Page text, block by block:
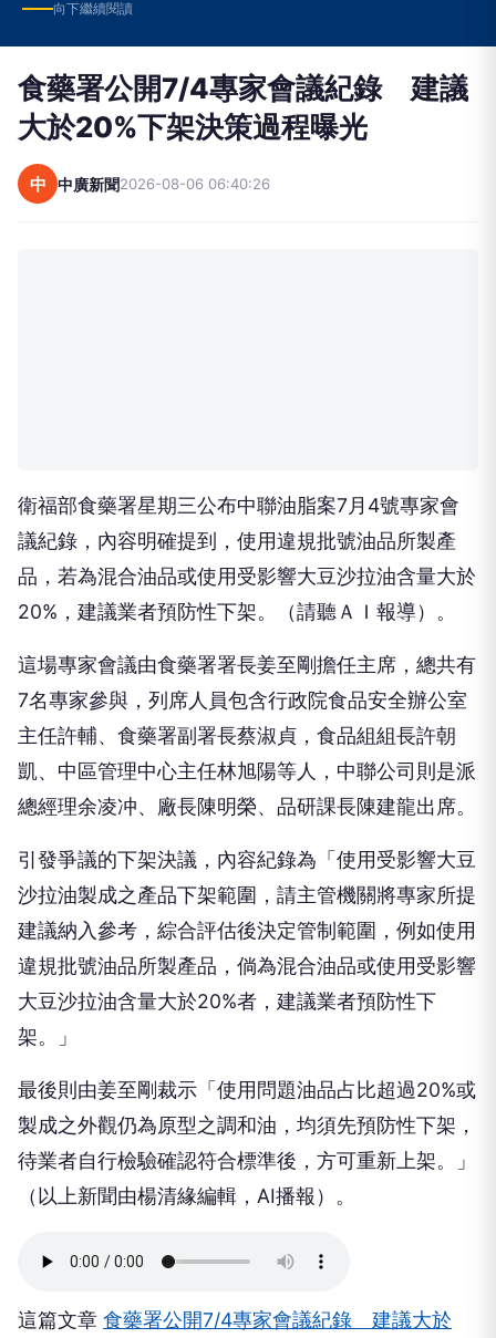
向下繼續閱讀
食藥署公開7/4專家會議紀錄 建議
大於20%下架決策過程曝光
中 中廣新聞2026-08-06 06:40:26
衛福部食藥署星期三公布中聯油脂案7月4號專家會
議紀錄，內容明確提到，使用違規批號油品所製產
品，若為混合油品或使用受影響大豆沙拉油含量大於
20%，建議業者預防性下架。（請聽ＡＩ報導）。
這場專家會議由食藥署署長姜至剛擔任主席，總共有
7名專家參與，列席人員包含行政院食品安全辦公室
主任許輔、食藥署副署長蔡淑貞，食品組組長許朝
凱、中區管理中心主任林旭陽等人，中聯公司則是派
總經理余凌冲、廠長陳明榮、品研課長陳建龍出席。
引發爭議的下架決議，內容紀錄為「使用受影響大豆
沙拉油製成之產品下架範圍，請主管機關將專家所提
建議納入參考，綜合評估後決定管制範圍，例如使用
違規批號油品所製產品，倘為混合油品或使用受影響
大豆沙拉油含量大於20%者，建議業者預防性下
架。」
最後則由姜至剛裁示「使用問題油品占比超過20%或
製成之外觀仍為原型之調和油，均須先預防性下架，
待業者自行檢驗確認符合標準後，方可重新上架。」
（以上新聞由楊清緣編輯，AI播報）。
這篇文章 食藥署公開7/4專家會議紀錄 建議大於